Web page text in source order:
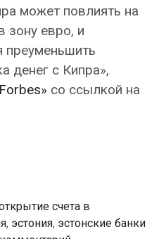
может повлиять на
зону евро, и
преуменьшить
денег с Кипра»,
со ссылкой на
счета в
, эстония, эстонские банки